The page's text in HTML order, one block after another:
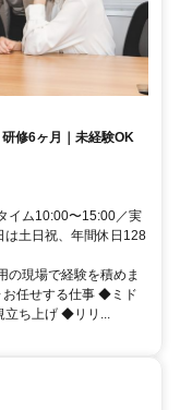
修6ヶ月｜未経験OK
イム10:00〜15:00／実
は土日祝、年間休日128
の現場で経験を積めま
任せする仕事 ◆ミド
ち上げ ◆リリ...